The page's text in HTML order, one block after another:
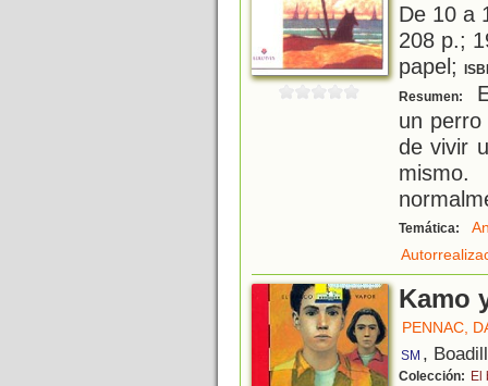
De 10 a
208 p.;
papel;
Resumen:
un
de vivir
Temática:
Kamo
PENNAC,
SM ,
Colección: El